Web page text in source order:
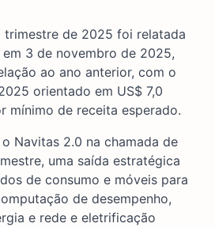
de 2025 foi relatada
em 3 de novembro de 2025,
ao ano anterior, com o
orientado em US$ 7,0
mínimo de receita esperado.
Navitas 2.0 na chamada de
uma saída estratégica
de consumo e móveis para
de desempenho,
e rede e eletrificação